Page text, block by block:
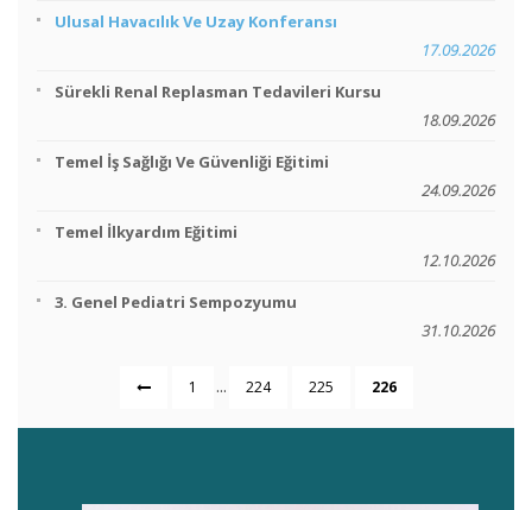
Ulusal Havacılık Ve Uzay Konferansı
17.09.2026
Sürekli Renal Replasman Tedavileri Kursu
18.09.2026
Temel İş Sağlığı Ve Güvenliği Eğitimi
24.09.2026
Temel İlkyardım Eğitimi
12.10.2026
3. Genel Pediatri Sempozyumu
31.10.2026
1 ... 224 225 226